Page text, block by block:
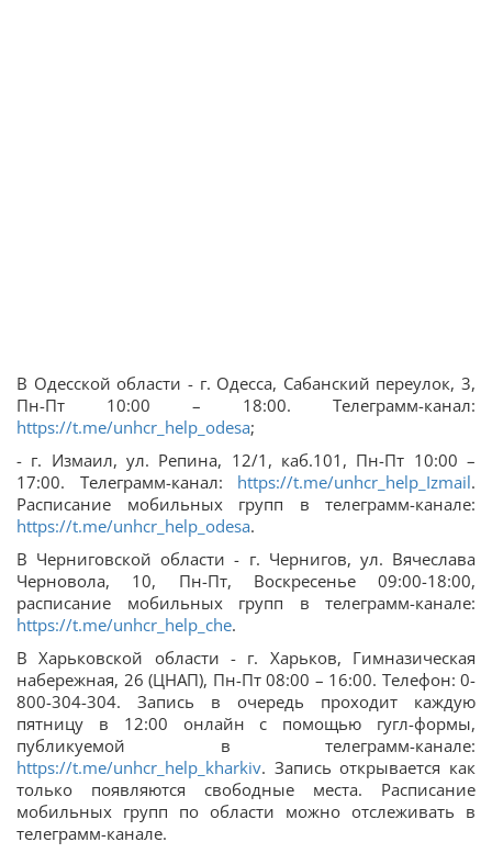
В Одесской области - г. Одесса, Сабанский переулок, 3,
Пн-Пт 10:00 – 18:00. Телеграмм-канал:
https://t.me/unhcr_help_odesa;
- г. Измаил, ул. Репина, 12/1, каб.101, Пн-Пт 10:00 –
17:00. Телеграмм-канал: https://t.me/unhcr_help_Izmail.
Расписание мобильных групп в телеграмм-канале:
https://t.me/unhcr_help_odesa.
В Черниговской области - г. Чернигов, ул. Вячеслава
Черновола, 10, Пн-Пт, Воскресенье 09:00-18:00,
расписание мобильных групп в телеграмм-канале:
https://t.me/unhcr_help_che.
В Харьковской области - г. Харьков, Гимназическая
набережная, 26 (ЦНАП), Пн-Пт 08:00 – 16:00. Телефон: 0-
800-304-304. Запись в очередь проходит каждую
пятницу в 12:00 онлайн с помощью гугл-формы,
публикуемой в телеграмм-канале:
https://t.me/unhcr_help_kharkiv. Запись открывается как
только появляются свободные места. Расписание
мобильных групп по области можно отслеживать в
телеграмм-канале.